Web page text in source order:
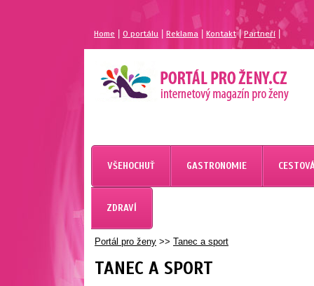
Home |O portálu Reklama Kontakt| Partneří
VŠEHOCHUŤ GASTRONOMIE
ZDRAVÍ
Portál pro ženy >> Tanec a sport
TANEC A SPORT